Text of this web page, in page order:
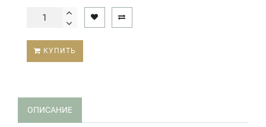
КУПИТЬ
ОПИСАНИЕ